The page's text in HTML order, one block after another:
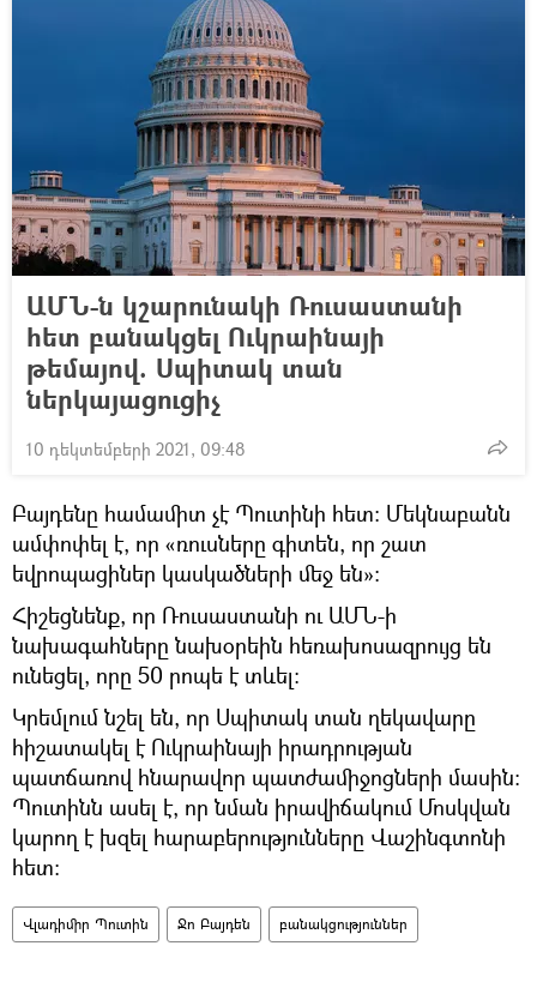
ԱՄՆ-ն կշարունակի Ռուսաստանի
հետ բանակցել Ուկրաինայի
թեմայով. Սպիտակ տան
ներկայացուցիչ
10 դեկտեմբերի 2021, 09:48
Բայդենը համամիտ չէ Պուտինի հետ։ Մեկնաբանն
ամփոփել է, որ «ռուսները գիտեն, որ շատ
եվրոպացիներ կասկածների մեջ են»։
Հիշեցնենք, որ Ռուսաստանի ու ԱՄՆ-ի
նախագահները նախօրեին հեռախոսազրույց են
ունեցել, որը 50 րոպե է տևել:
Կրեմլում նշել են, որ Սպիտակ տան ղեկավարը
հիշատակել է Ուկրաինայի իրադրության
պատճառով հնարավոր պատժամիջոցների մասին:
Պուտինն ասել է, որ նման իրավիճակում Մոսկվան
կարող է խզել հարաբերությունները Վաշինգտոնի
հետ։
Վլադիմիր Պուտին Ջո Բայդեն բանակցություններ